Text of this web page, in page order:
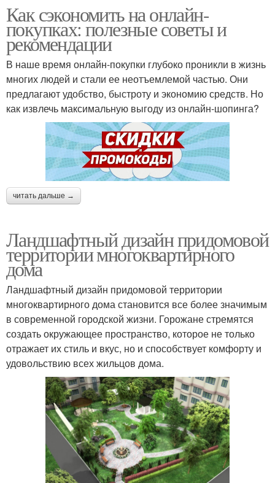
Как сэкономить на онлайн-
покупках: полезные советы и
рекомендации
В наше время онлайн-покупки глубоко проникли в жизнь
многих людей и стали ее неотъемлемой частью. Они
предлагают удобство, быстроту и экономию средств. Но
как извлечь максимальную выгоду из онлайн-шопинга?
читать дальше →
Ландшафтный дизайн придомовой
территории многоквартирного
дома
Ландшафтный дизайн придомовой территории
многоквартирного дома становится все более значимым
в современной городской жизни. Горожане стремятся
создать окружающее пространство, которое не только
отражает их стиль и вкус, но и способствует комфорту и
удовольствию всех жильцов дома.